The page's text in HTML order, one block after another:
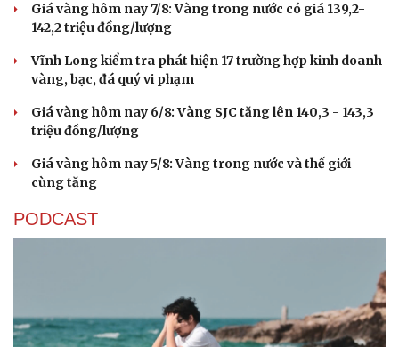
Giá vàng hôm nay 7/8: Vàng trong nước có giá 139,2-
142,2 triệu đồng/lượng
Vĩnh Long kiểm tra phát hiện 17 trường hợp kinh doanh
vàng, bạc, đá quý vi phạm
Giá vàng hôm nay 6/8: Vàng SJC tăng lên 140,3 - 143,3
triệu đồng/lượng
Giá vàng hôm nay 5/8: Vàng trong nước và thế giới
cùng tăng
PODCAST